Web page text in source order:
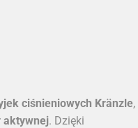
ciśnieniowych Kränzle,
aktywnej. Dzięki